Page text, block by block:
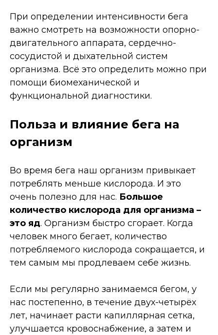
При определении интенсивности бега
важно смотреть на возможности опорно-
двигательного аппарата, сердечно-
сосудистой и дыхательной систем
организма. Всё это определить можно при
помощи биомеханической и
функциональной диагностики.
Польза и влияние бега на
организм
Во время бега наш организм привыкает
потреблять меньше кислорода. И это
очень полезно для нас. Большое
количество кислорода для организма –
это яд. Организм быстро сгорает. Когда
человек много бегает, количество
потребляемого кислорода сокращается, и
тем самым мы продлеваем себе жизнь.
Если мы регулярно занимаемся бегом, у
нас постепенно, в течение двух-четырёх
лет, начинает расти капиллярная сетка,
улучшается кровоснабжение, а затем и